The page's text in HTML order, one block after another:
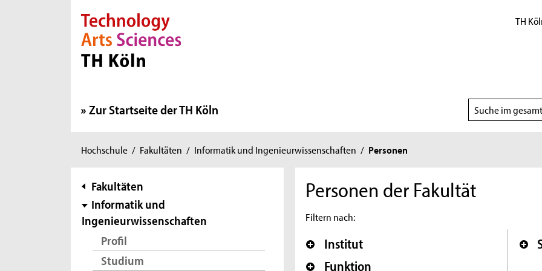
Direkt zur Hauptnavigation
Direkt zur Subnavigation
Direkt zum Inhalt
Direkt zum Fußbereich TH
Zur Startseite der TH Köln
Suchbereich
wählen
Sie
hier:
Hochschule / Fakultäten / Informatik und Ingenieurwissenschaften / Personen
Subnavigation
Fakultäten
Informatik und
Ingenieurwissenschaften
Profil
Studium
Personen der Fakultät
Filtern nach:
Institut
Funktion